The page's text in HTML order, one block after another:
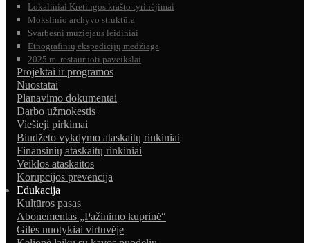
Lokaliniai Kretingos krašto tyrinėjimai
Mokslinio archyvo struktūra
Svarbesni muziejaus leidiniai
Etnografinių ekspedicijų medžiaga
2025 m. restauruoti paveikslai
Projektai ir programos
Nuostatai
Planavimo dokumentai
Darbo užmokestis
Viešieji pirkimai
Biudžeto vykdymo ataskaitų rinkiniai
Finansinių ataskaitų rinkiniai
Veiklos ataskaitos
Korupcijos prevencija
Edukacija
Kultūros pasas
Abonementas „Pažinimo kuprinė“
Gilės nuotykiai virtuvėje